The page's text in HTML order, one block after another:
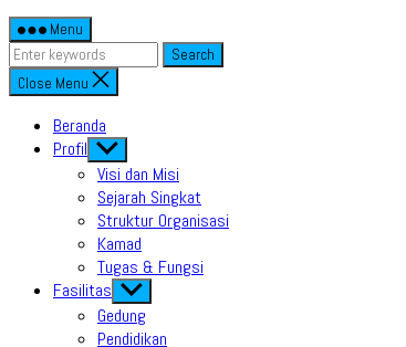
Menu
Search
Close Menu
Beranda
Profil Show
sub
menu
Visi dan Misi
Sejarah Singkat
Struktur Organisasi
Kamad
Tugas & Fungsi
Fasilitas Show
sub
menu
Gedung
Pendidikan